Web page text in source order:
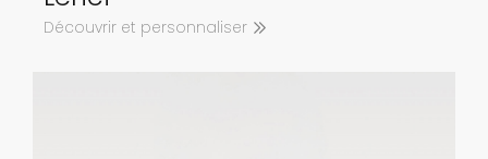
Découvrir et personnaliser